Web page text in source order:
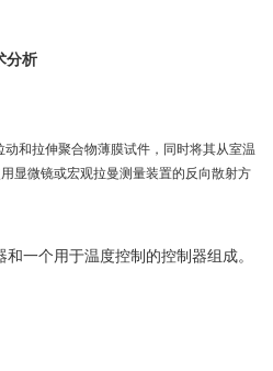
分析
和拉伸聚合物薄膜试件，同时将其从室温
显微镜或宏观拉曼测量装置的反向散射方
一个用于温度控制的控制器组成。